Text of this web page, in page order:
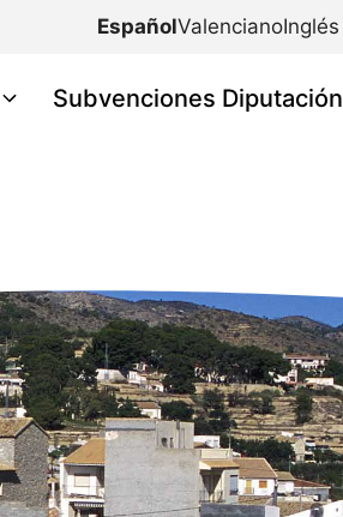
EspañolValencianoInglés
Subvenciones Diputación